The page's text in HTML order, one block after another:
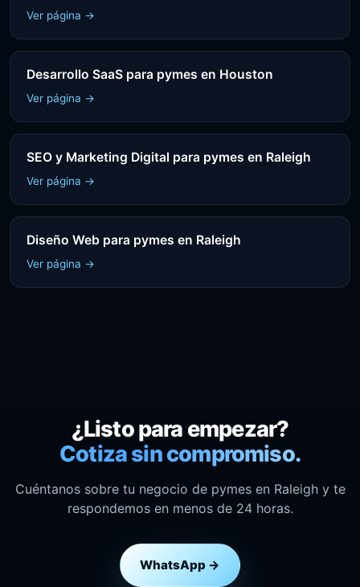
Ver página →
Desarrollo SaaS para pymes en Houston
Ver página →
SEO y Marketing Digital para pymes en Raleigh
Ver página →
Diseño Web para pymes en Raleigh
Ver página →
¿Listo para empezar?
Cotiza sin compromiso.
Cuéntanos sobre tu negocio de pymes en Raleigh y te
respondemos en menos de 24 horas.
WhatsApp →